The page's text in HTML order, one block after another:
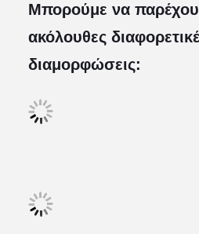
Μπορούμε να
ακόλουθες
διαμορφώσεις: